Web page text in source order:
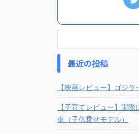
最近の投稿
【映画レビュー】ゴジ
【子育てレビュー】実
車（子供乗せモデル）